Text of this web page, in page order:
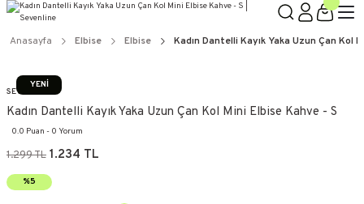
Anasayfa Elbise Elbise Kadın Dantelli Kayık Yaka Uzun Çan Kol
YENİ
SEVENLINE
Kadın Dantelli Kayık Yaka Uzun Çan Kol Mini Elbise Kahve - S
0.0 Puan - 0 Yorum
1.299 TL 1.234 TL
%5